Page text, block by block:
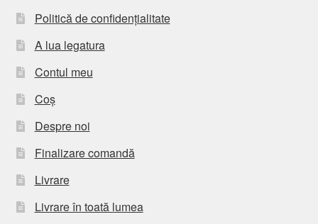
Politică de confidențialitate
A lua legatura
Contul meu
Coș
Despre noi
Finalizare comandă
Livrare
Livrare în toată lumea